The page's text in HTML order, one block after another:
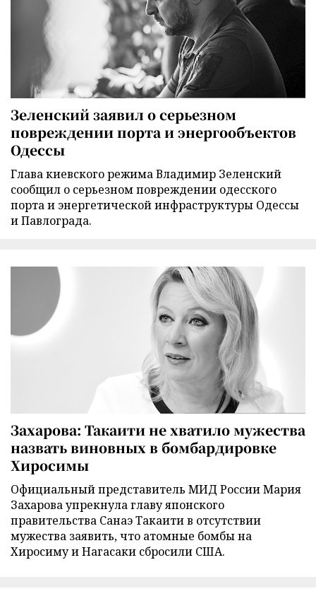
Зеленский заявил о серьезном
повреждении порта и энергообъектов
Одессы
Глава киевского режима Владимир Зеленский
сообщил о серьезном повреждении одесского
порта и энергетической инфраструктуры Одессы
и Павлограда.
Захарова: Такаити не хватило мужества
назвать виновных в бомбардировке
Хиросимы
Официальный представитель МИД России Мария
Захарова упрекнула главу японского
правительства Санаэ Такаити в отсутствии
мужества заявить, что атомные бомбы на
Хиросиму и Нагасаки сбросили США.